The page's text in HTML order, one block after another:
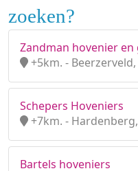
zoeken?
Zandman hovenier
+5km. -
Schepers Hoveniers
+7km. -
Bartels hoveniers